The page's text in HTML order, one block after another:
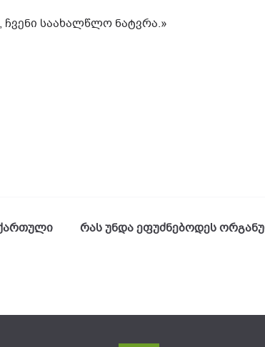
საახალწლო ნატვრა.»
რას უნდა ეფუძნებოდეს